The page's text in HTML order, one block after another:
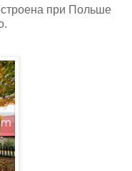
при Польше